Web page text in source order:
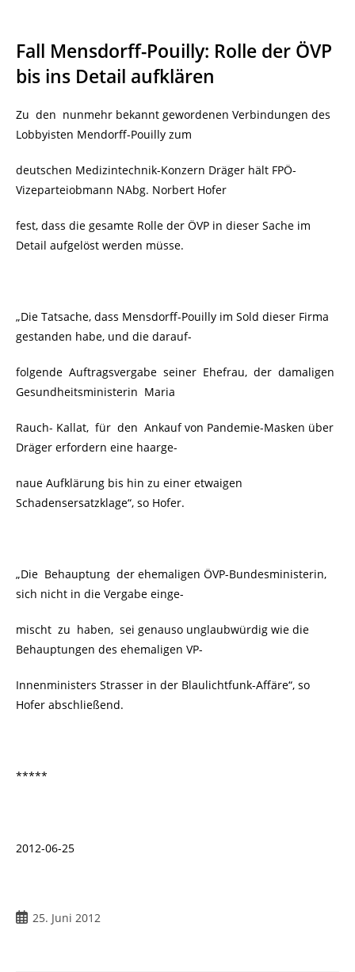
Fall Mensdorff-Pouilly: Rolle der ÖVP
bis ins Detail aufklären
Zu den nunmehr bekannt gewordenen Verbindungen des
Lobbyisten Mendorff-Pouilly zum
deutschen Medizintechnik-Konzern Dräger hält FPÖ-
Vizeparteiobmann NAbg. Norbert Hofer
fest, dass die gesamte Rolle der ÖVP in dieser Sache im
Detail aufgelöst werden müsse.
„Die Tatsache, dass Mensdorff-Pouilly im Sold dieser Firma
gestanden habe, und die darauf-
folgende Auftragsvergabe seiner Ehefrau, der damaligen
Gesundheitsministerin Maria
Rauch- Kallat, für den Ankauf von Pandemie-Masken über
Dräger erfordern eine haarge-
naue Aufklärung bis hin zu einer etwaigen
Schadensersatzklage“, so Hofer.
„Die Behauptung der ehemaligen ÖVP-Bundesministerin,
sich nicht in die Vergabe einge-
mischt zu haben, sei genauso unglaubwürdig wie die
Behauptungen des ehemaligen VP-
Innenministers Strasser in der Blaulichtfunk-Affäre“, so
Hofer abschließend.
*****
2012-06-25
Beitrag
25. Juni 2012